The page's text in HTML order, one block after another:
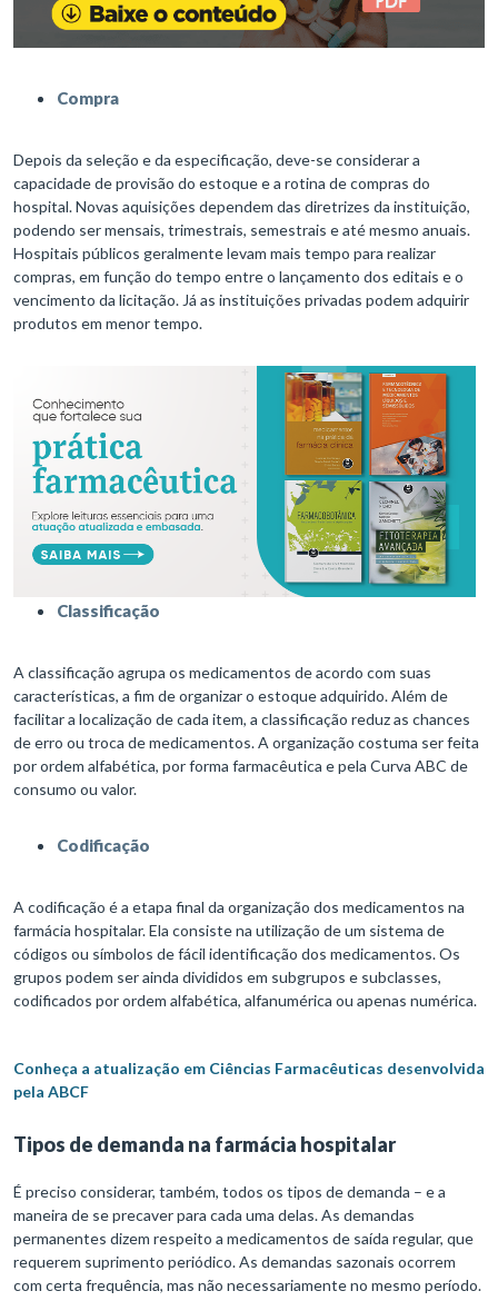
Compra
Depois da seleção e da especificação, deve-se considerar a
capacidade de provisão do estoque e a rotina de compras do
hospital. Novas aquisições dependem das diretrizes da instituição,
podendo ser mensais, trimestrais, semestrais e até mesmo anuais.
Hospitais públicos geralmente levam mais tempo para realizar
compras, em função do tempo entre o lançamento dos editais e o
vencimento da licitação. Já as instituições privadas podem adquirir
produtos em menor tempo.
Classificação
A classificação agrupa os medicamentos de acordo com suas
características, a fim de organizar o estoque adquirido. Além de
facilitar a localização de cada item, a classificação reduz as chances
de erro ou troca de medicamentos. A organização costuma ser feita
por ordem alfabética, por forma farmacêutica e pela Curva ABC de
consumo ou valor.
Codificação
A codificação é a etapa final da organização dos medicamentos na
farmácia hospitalar. Ela consiste na utilização de um sistema de
códigos ou símbolos de fácil identificação dos medicamentos. Os
grupos podem ser ainda divididos em subgrupos e subclasses,
codificados por ordem alfabética, alfanumérica ou apenas numérica.
Conheça a atualização em Ciências Farmacêuticas desenvolvida
pela ABCF
Tipos de demanda na farmácia hospitalar
É preciso considerar, também, todos os tipos de demanda – e a
maneira de se precaver para cada uma delas. As demandas
permanentes dizem respeito a medicamentos de saída regular, que
requerem suprimento periódico. As demandas sazonais ocorrem
com certa frequência, mas não necessariamente no mesmo período.